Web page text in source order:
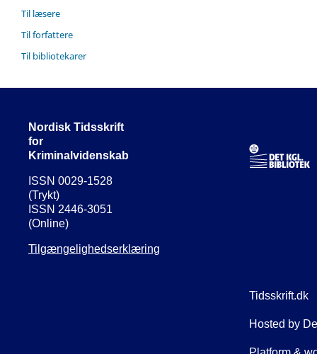
Til læsere
Til forfattere
Til bibliotekarer
Nordisk Tidsskrift
for
Kriminalvidenskab
ISSN 0029-1528
(Trykt)
ISSN 2446-3051
(Online)
Tilgængelighedserklæring